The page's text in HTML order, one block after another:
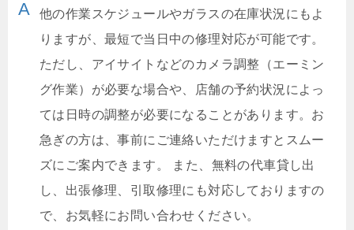
他の作業スケジュールやガラスの在庫状況にもよ
りますが、最短で当日中の修理対応が可能です。
ただし、アイサイトなどのカメラ調整（エーミン
グ作業）が必要な場合や、店舗の予約状況によっ
ては日時の調整が必要になることがあります。お
急ぎの方は、事前にご連絡いただけますとスムー
ズにご案内できます。 また、無料の代車貸し出
し、出張修理、引取修理にも対応しておりますの
で、お気軽にお問い合わせください。